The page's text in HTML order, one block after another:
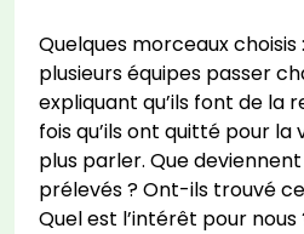
Quelques morceaux choisis
plusieurs équipes passer
expliquant qu’ils font de la
fois qu’ils ont quitté pour la
plus parler. Que
prélevés ? Ont-ils trouvé
Quel est l’intérêt pour nous